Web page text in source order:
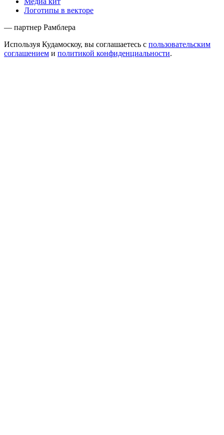
Логотипы в векторе
— партнер Рамблера
Используя Кудамоскоу, вы соглашаетесь с пользовательским
соглашением и политикой конфиденциальности.